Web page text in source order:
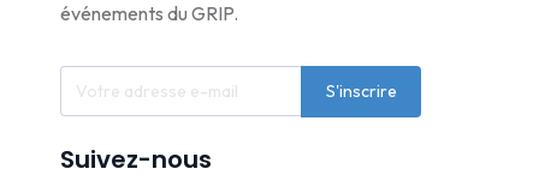
événements du GRIP.
S'inscrire
Suivez-nous